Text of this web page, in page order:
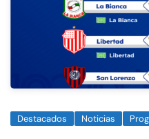
Destacados Noticias